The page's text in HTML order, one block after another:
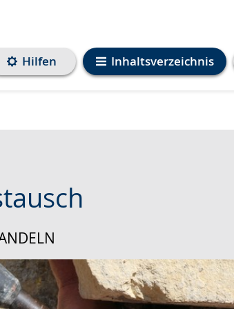
Inhaltsverzeichnis
Hilfen